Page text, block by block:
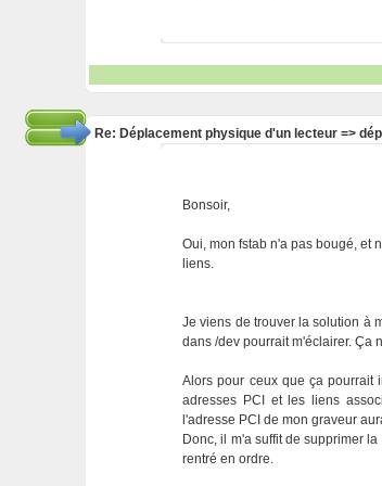
Re: Déplacement physique d'un lecteur =>
Bonsoir,
Oui, mon fstab n'a pas bougé, et
liens.
Je viens de trouver la solution à
dans /dev pourrait m'éclairer. Ça
Alors pour ceux que ça pourrait
adresses PCI et les liens
l'adresse PCI de mon graveur
Donc, il m'a suffit de supprimer
rentré en ordre.